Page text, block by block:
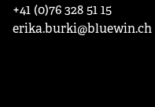
+41 (0)76 328 51 15
erika.burki@bluewin.ch